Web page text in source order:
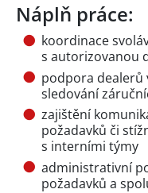
Náplň práce:
koordinace
s autorizovanou
podpora dealerů
sledování
zajištění
požadavků či
s interními týmy
administrativní
požadavků a